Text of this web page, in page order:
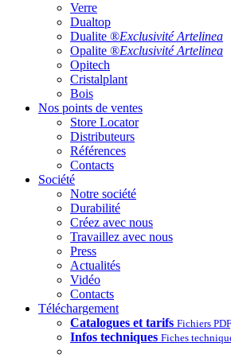
Verre
Dualtop
Dualite ®Exclusivité Artelinea
Opalite ®Exclusivité Artelinea
Opitech
Cristalplant
Bois
Nos points de ventes
Store Locator
Distributeurs
Références
Contacts
Société
Notre société
Durabilité
Créez avec nous
Travaillez avec nous
Press
Actualités
Vidéo
Contacts
Téléchargement
Catalogues et tarifs Fichiers
Infos techniques Fiches